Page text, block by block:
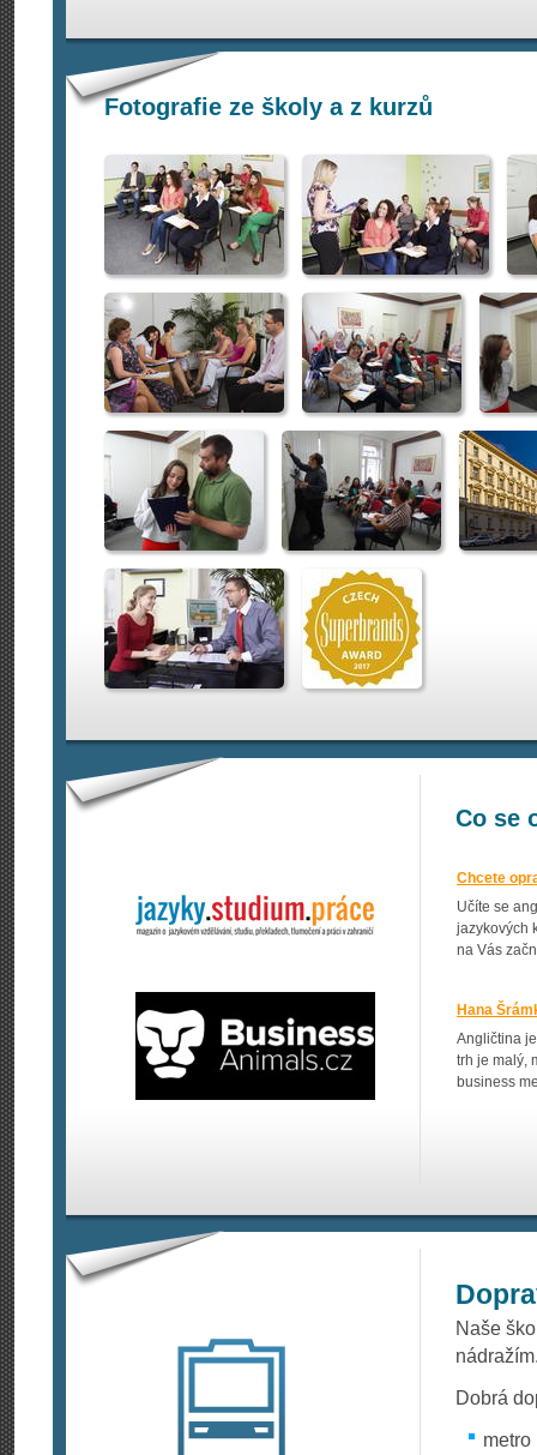
Fotografie ze školy a z kurzů
Co se
Chcete
Učíte se
jazykových
na Vás
Hana
Angličtina
trh je malý,
business
Naše
Dobrá